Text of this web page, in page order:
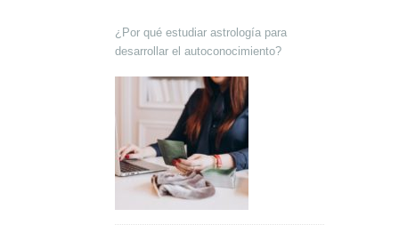
¿Por qué estudiar astrología para
desarrollar el autoconocimiento?